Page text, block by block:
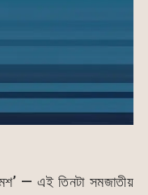
— এই তিনটা সমজাতীয়